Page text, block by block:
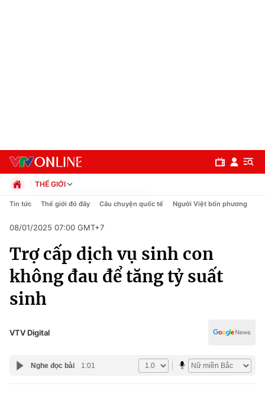
Chuyên mục
Chính trị
Xã hội
Pháp luật
Y tế
THẾ GIỚI
Chính trị
Pháp luật
Kinh tế
Thể thao
Truyền hình
Văn hóa - Giải trí
Tin tức Thế giới đó đây Câu chuyện quốc tế Người Việt bốn phương
08/01/2025 07:00 GMT+7
Trợ cấp dịch vụ sinh con
không đau để tăng tỷ suất
sinh
VTV Digital
Nghe đọc bài 1:01